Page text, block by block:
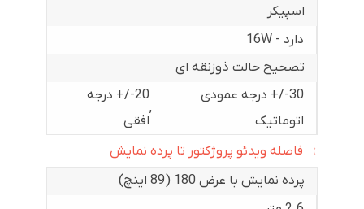
اسپیکر
دارد - 16W
تصحیح حالت ذوزنقه ای
30-/+ درجه عمودی
اتوماتیک
,
20-/+ درجه
افقی
فاصله ویدئو پروژکتور تا پرده نمایش
پرده نمایش با عرض 180 (89 اینچ)